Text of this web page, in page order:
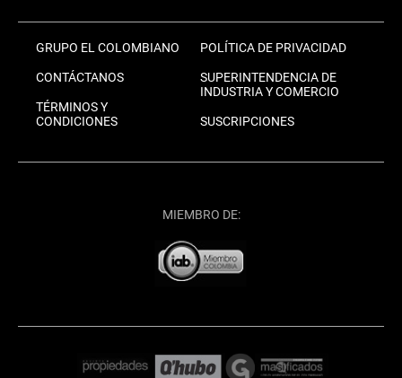
GRUPO EL COLOMBIANO
CONTÁCTANOS
TÉRMINOS Y
CONDICIONES
POLÍTICA DE PRIVACIDAD
SUPERINTENDENCIA DE
INDUSTRIA Y COMERCIO
SUSCRIPCIONES
MIEMBRO DE: